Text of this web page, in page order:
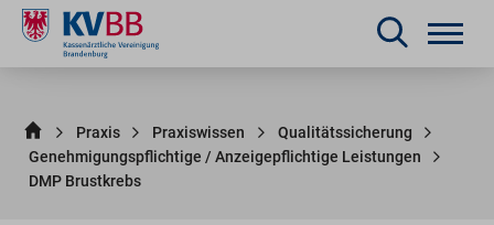
Praxis Praxiswissen
Qualitätssicherung
Genehmigungspflichtige / Anzeigepflichtige Leistungen
DMP Brustkrebs